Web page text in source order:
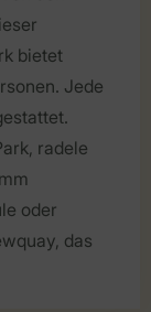
bietet
Jede
radele
oder
das